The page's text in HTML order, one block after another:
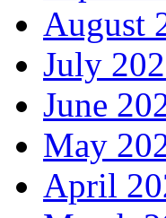
August
July
June
May
April